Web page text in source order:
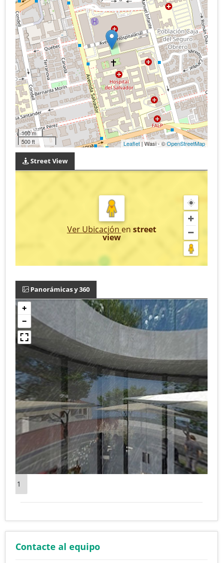
100 m
500 ft
Leaflet | Wasi - ©OpenStreetMap
Street View
Ver Ubicación en street
view
Panorámicas y 360
1
Contacte al equipo